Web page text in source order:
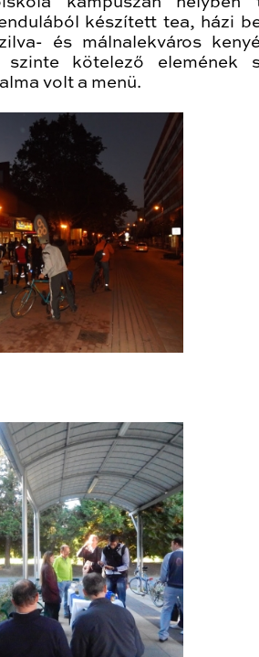
készített tea, házi
és málnalekváros
szinte kötelező elemének
volt a menü.